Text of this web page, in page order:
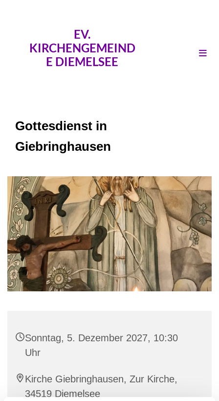
EV.
KIRCHENGEMEIND
E DIEMELSEE
Gottesdienst in
Giebringhausen
Sonntag, 5. Dezember 2027, 10:30
Uhr
Kirche Giebringhausen, Zur Kirche,
34519 Diemelsee